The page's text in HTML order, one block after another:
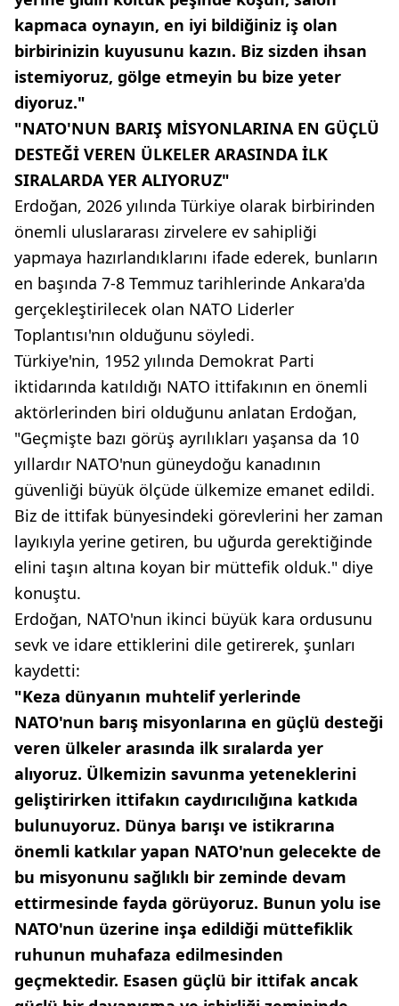
kapmaca oynayın, en iyi bildiğiniz iş olan
birbirinizin kuyusunu kazın. Biz sizden ihsan
istemiyoruz, gölge etmeyin bu bize yeter
diyoruz."
"NATO'NUN BARIŞ MİSYONLARINA EN GÜÇLÜ
DESTEĞİ VEREN ÜLKELER ARASINDA İLK
SIRALARDA YER ALIYORUZ"
Erdoğan, 2026 yılında Türkiye olarak birbirinden
önemli uluslararası zirvelere ev sahipliği
yapmaya hazırlandıklarını ifade ederek, bunların
en başında 7-8 Temmuz tarihlerinde Ankara'da
gerçekleştirilecek olan NATO Liderler
Toplantısı'nın olduğunu söyledi.
Türkiye'nin, 1952 yılında Demokrat Parti
iktidarında katıldığı NATO ittifakının en önemli
aktörlerinden biri olduğunu anlatan Erdoğan,
"Geçmişte bazı görüş ayrılıkları yaşansa da 10
yıllardır NATO'nun güneydoğu kanadının
güvenliği büyük ölçüde ülkemize emanet edildi.
Biz de ittifak bünyesindeki görevlerini her zaman
layıkıyla yerine getiren, bu uğurda gerektiğinde
elini taşın altına koyan bir müttefik olduk." diye
konuştu.
Erdoğan, NATO'nun ikinci büyük kara ordusunu
sevk ve idare ettiklerini dile getirerek, şunları
kaydetti:
"Keza dünyanın muhtelif yerlerinde
NATO'nun barış misyonlarına en güçlü desteği
veren ülkeler arasında ilk sıralarda yer
alıyoruz. Ülkemizin savunma yeteneklerini
geliştirirken ittifakın caydırıcılığına katkıda
bulunuyoruz. Dünya barışı ve istikrarına
önemli katkılar yapan NATO'nun gelecekte de
bu misyonunu sağlıklı bir zeminde devam
ettirmesinde fayda görüyoruz. Bunun yolu ise
NATO'nun üzerine inşa edildiği müttefiklik
ruhunun muhafaza edilmesinden
geçmektedir. Esasen güçlü bir ittifak ancak